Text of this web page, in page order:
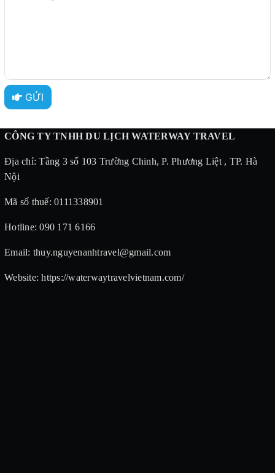
GỬI
CÔNG TY TNHH DU LỊCH WATERWAY TRAVEL
Địa chỉ: Tầng 3 số 103 Trường Chinh, P. Phương Liệt , TP. Hà
Nội
Mã số thuế: 0111338901
Hotline: 090 171 6166
Email: thuy.nguyenanhtravel@gmail.com
Website: https://waterwaytravelvietnam.com/